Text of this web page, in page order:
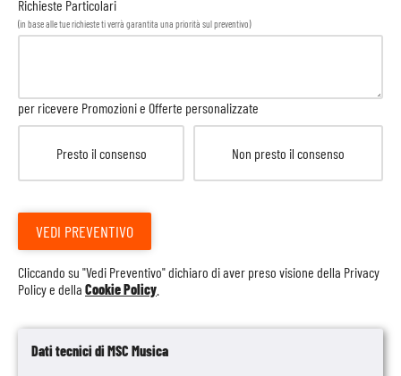
Dati tecnici di MSC Musica
Richieste Particolari
(in base alle tue richieste ti verrà garantita una priorità sul preventivo)
per ricevere Promozioni e Offerte personalizzate
Presto il consenso Non presto il consenso
VEDI PREVENTIVO
Cliccando su "Vedi Preventivo" dichiaro di aver preso visione della Privacy
Policye della Cookie Policy